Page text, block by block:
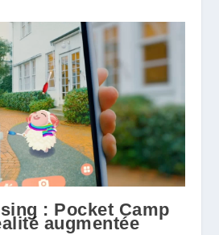
: Pocket Camp
augmentée